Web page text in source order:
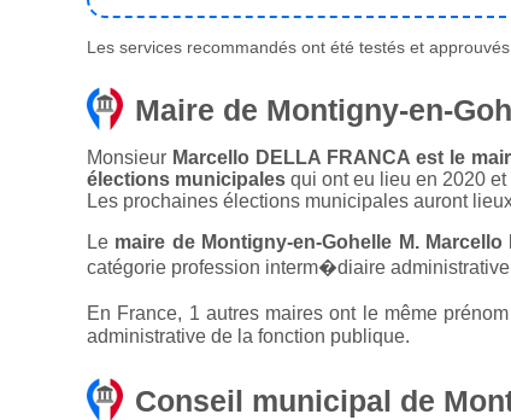
Les services recommandés ont été testés et
Maire de Montigny-en-
Monsieur Marcello DELLA FRANCA est le
élections municipales qui ont eu lieu en 2020
Les prochaines élections municipales auront
Le maire de Montigny-en-Gohelle M.
catégorie profession interm�diaire
En France, 1 autres maires ont le même
administrative de la fonction publique.
Conseil municipal de